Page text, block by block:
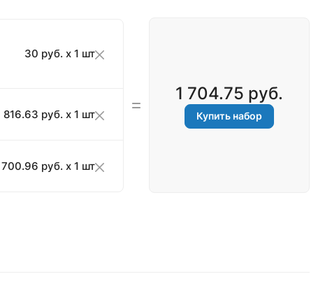
30 руб. x 1 шт
816.63 руб. x 1 шт
700.96 руб. x 1 шт
1 704.75 руб.
Купить набор